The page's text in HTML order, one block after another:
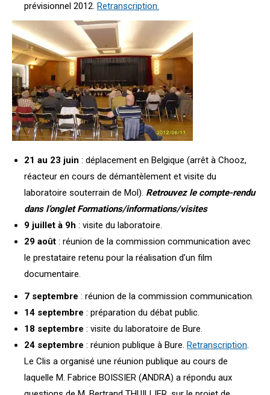
prévisionnel 2012. Retranscription.
21 au 23 juin : déplacement en Belgique (arrêt à Chooz,
réacteur en cours de démantèlement et visite du
laboratoire souterrain de Mol). Retrouvez le compte-rendu
dans l’onglet Formations/informations/visites
9 juillet à 9h : visite du laboratoire.
29 août : réunion de la commission communication avec
le prestataire retenu pour la réalisation d’un film
documentaire.
7 septembre : réunion de la commission communication.
14 septembre : préparation du débat public.
18 septembre : visite du laboratoire de Bure.
24 septembre : réunion publique à Bure. Retranscription.
Le Clis a organisé une réunion publique au cours de
laquelle M. Fabrice BOISSIER (ANDRA) a répondu aux